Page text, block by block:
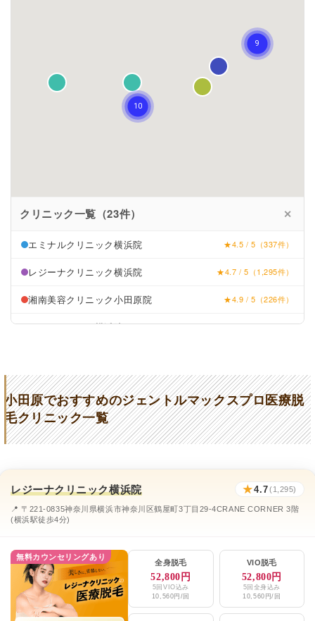
クリニック一覧（23件） ✕
エミナルクリニック横浜院 ★4.5 / 5（337件）
レジーナクリニック横浜院 ★4.7 / 5（1,295件）
湘南美容クリニック小田原院 ★4.9 / 5（226件）
リゼクリニック横浜院 ★4.8 / 5（297件）
小田原銀座クリニック ★3.4 / 5（35件）
あやクリニック ★3.8 / 5（46件）
まごころクリニック ★3.4 / 5（12件）
ウチダクリニック ★3.0 / 5（25件）
ブランクリニック横浜院
エミナルクリニックメンズ横浜院
レジーナクリニックオム横浜院 ★4.7 / 5（1,295件）
湘南美容クリニック小田原院 ★4.9 / 5（226件）
小田原でおすすめのジェントルマックスプロ医療脱
毛クリニック一覧
レジーナクリニック横浜院 ★4.7(1,295)
📍 〒221-0835神奈川県横浜市神奈川区鶴屋町3丁目29-4CRANE CORNER 3階
(横浜駅徒歩4分)
無料カウンセリングあり
全身脱毛
52,800円
5回VIO込み
10,560円/回
VIO脱毛
52,800円
5回全身込み
10,560円/回